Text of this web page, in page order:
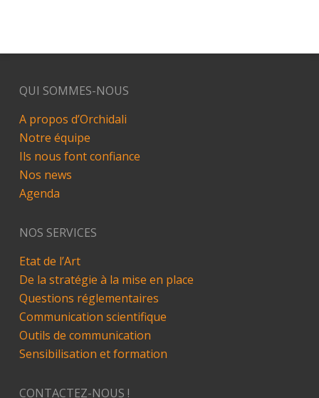
QUI SOMMES-NOUS
A propos d’Orchidali
Notre équipe
Ils nous font confiance
Nos news
Agenda
NOS SERVICES
Etat de l’Art
De la stratégie à la mise en place
Questions réglementaires
Communication scientifique
Outils de communication
Sensibilisation et formation
CONTACTEZ-NOUS !